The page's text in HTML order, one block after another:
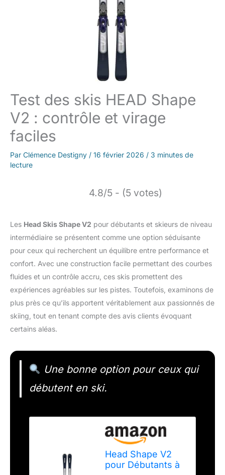
Test des skis HEAD Shape
V2 : contrôle et virage
faciles
Par Clémence Destigny / 16 février 2026 / 3 minutes de
lecture
4.8/5 - (5 votes)
Les Head Skis Shape V2 pour débutants et skieurs de niveau
intermédiaire se présentent comme une option séduisante
pour ceux qui recherchent un équilibre entre performance et
confort. Avec une construction facile permettant des courbes
fluides et un contrôle accru, ces skis promettent des
expériences agréables sur les pistes. Toutefois, examinons de
plus près ce qu’ils apportent véritablement aux passionnés de
skiing, tout en tenant compte des avis clients évoquant
certains aléas.
Une bonne option pour ceux qui
débutent en ski.
Head Shape V2
pour Débutants à